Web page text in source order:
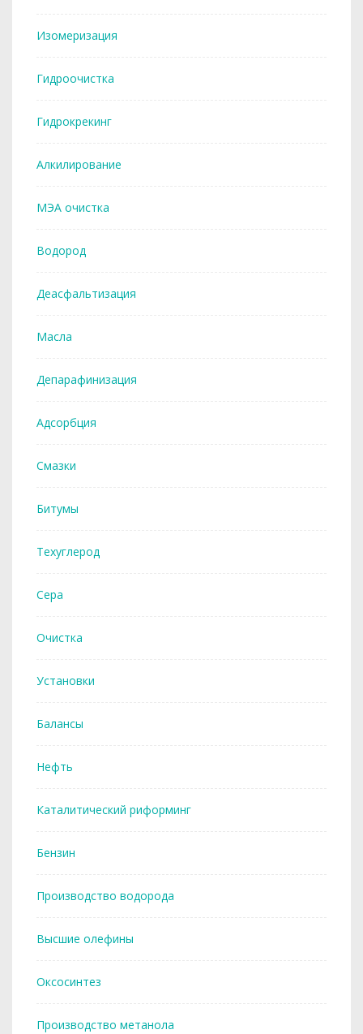
Изомеризация
Гидроочистка
Гидрокрекинг
Алкилирование
МЭА очистка
Водород
Деасфальтизация
Масла
Депарафинизация
Адсорбция
Смазки
Битумы
Техуглерод
Сера
Очистка
Установки
Балансы
Нефть
Каталитический риформинг
Бензин
Производство водорода
Высшие олефины
Оксосинтез
Производство метанола